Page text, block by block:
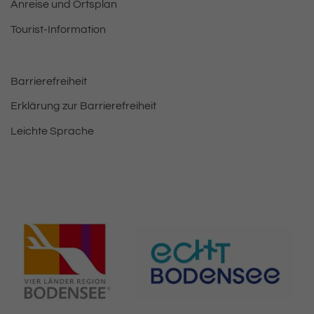
Anreise und Ortsplan
Tourist-Information
Barrierefreiheit
Erklärung zur Barrierefreiheit
Leichte Sprache